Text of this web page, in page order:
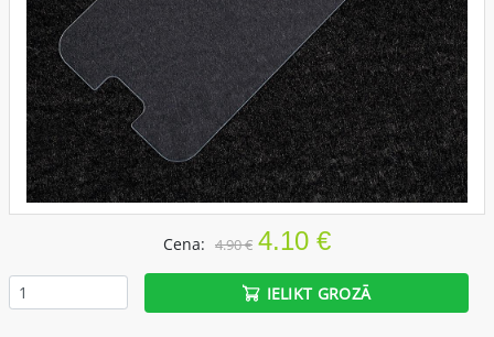
Cena: 4.90 € 4.10 €
IELIKT GROZĀ